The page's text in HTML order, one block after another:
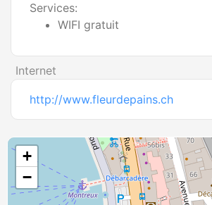
Services:
WIFI gratuit
Internet
http://www.fleurdepains.ch
+
−